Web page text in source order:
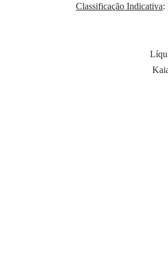
Classificação Indicativa: